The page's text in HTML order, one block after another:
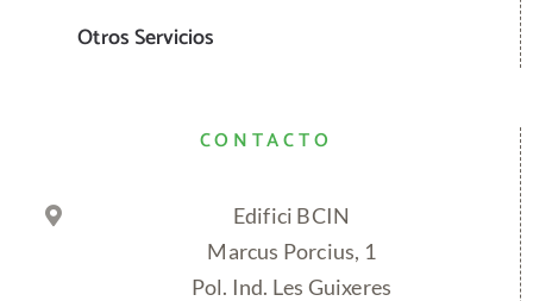
Otros Servicios
CONTACTO
Edifici BCIN
Marcus Porcius, 1
Pol. Ind. Les Guixeres